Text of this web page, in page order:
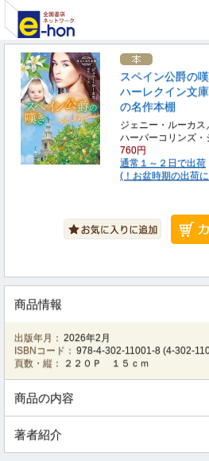
スペイン公爵の
ハーレクイン文
の名作本棚
ジェニー・ルーカ
ハーパーコリンズ・
760円
通常１～２日で出荷
(！お盆時期の出荷
商品情報
出版年月： 2026年2月
ISBNコード： 978-4-302-11001-8 (4-302-
頁数・縦：
２２０Ｐ １５ｃｍ
商品の内容
著者紹介